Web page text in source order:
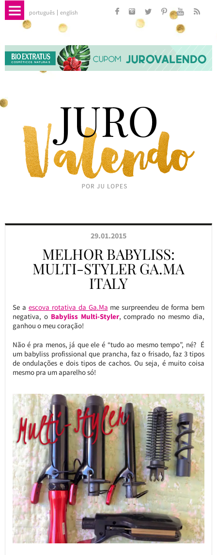
português english
29.01.2015
MELHOR BABYLISS:
MULTI-STYLER GA.MA
ITALY
Se a escova rotativa da Ga.Ma me surpreendeu de forma bem
negativa, o Babyliss Multi-Styler, comprado no mesmo dia,
ganhou o meu coração!
Não é pra menos, já que ele é “tudo ao mesmo tempo”, né? É
um babyliss profissional que prancha, faz o frisado, faz 3 tipos
de ondulações e dois tipos de cachos. Ou seja, é muito coisa
mesmo pra um aparelho só!